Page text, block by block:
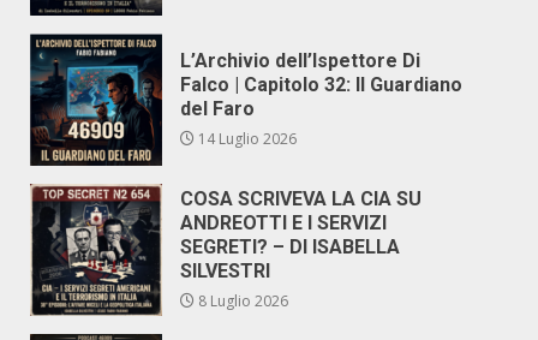
L’Archivio dell’Ispettore Di
Falco | Capitolo 32: Il Guardiano
del Faro
14 Luglio 2026
COSA SCRIVEVA LA CIA SU
ANDREOTTI E I SERVIZI
SEGRETI? – DI ISABELLA
SILVESTRI
8 Luglio 2026